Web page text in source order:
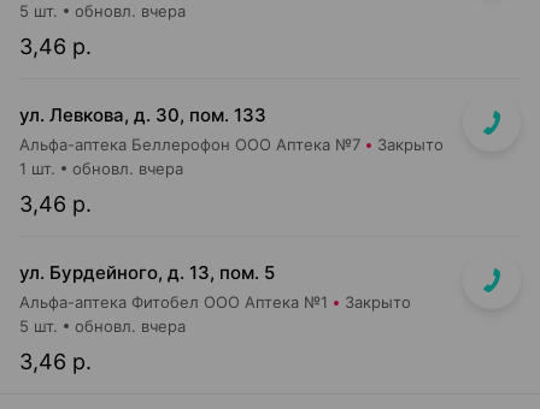
3,46 р.
5 шт. обновл. вчера
ул. Левкова, д. 30, пом. 133
Альфа-аптека Беллерофон ООО Аптека №7 Закрыто
3,46 р.
1 шт. обновл. вчера
ул. Бурдейного, д. 13, пом. 5
Альфа-аптека Фитобел ООО Аптека №1 Закрыто
3,46 р.
5 шт. обновл. вчера